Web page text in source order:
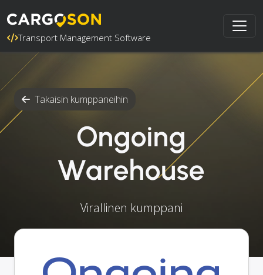
Transport Management Software
Takaisin kumppaneihin
Ongoing
Warehouse
Virallinen kumppani